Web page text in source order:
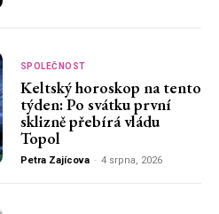
SPOLEČNOST
Keltský horoskop na tento
týden: Po svátku první
sklizně přebírá vládu
Topol
Petra Zajícova - 4 srpna, 2026